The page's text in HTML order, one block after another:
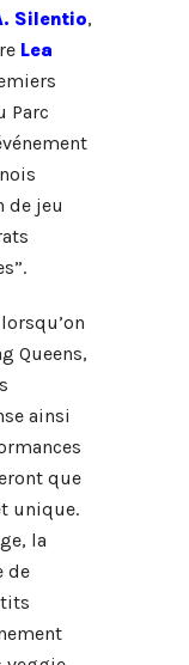
Silentio,
Lea
Parc
de jeu
Queens,
ainsi
que
unique.
la
de